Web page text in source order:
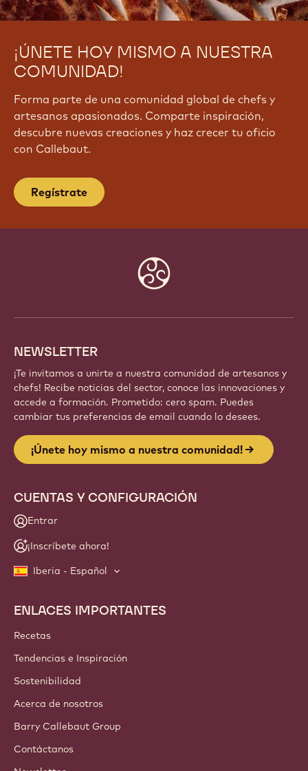
¡ÚNETE HOY MISMO A NUESTRA
COMUNIDAD!
Forma parte de una comunidad global de chefs y
artesanos apasionados. Comparte inspiración,
descubre nuevas creaciones y haz crecer tu oficio
con Callebaut.
Regístrate
NEWSLETTER
¡Te invitamos a unirte a nuestra comunidad de artesanos y
chefs! Recibe noticias del sector, conoce las innovaciones y
accede a formación. Prometido: cero spam. Puedes
cambiar tus preferencias de email cuando lo desees.
¡Únete hoy mismo a nuestra comunidad!
CUENTAS Y CONFIGURACIÓN
Entrar
¡Inscríbete ahora!
Iberia - Español
Footer
Callebaut
ENLACES IMPORTANTES
Recetas
Tendencias e Inspiración
Sostenibilidad
Acerca de nosotros
Barry Callebaut Group
Contáctanos